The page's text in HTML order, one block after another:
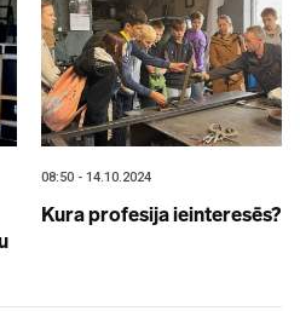
08:50 - 14.10.2024
Kura profesija ieinteresēs?